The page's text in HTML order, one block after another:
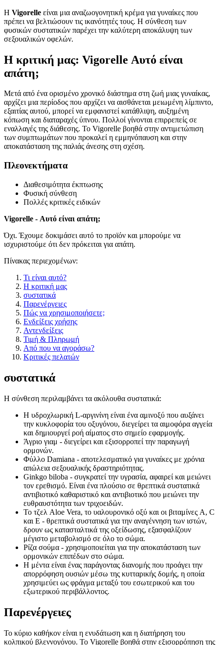
Η Vigorelle είναι μια αναζωογονητική κρέμα για γυναίκες που
πρέπει να βελτιώσουν τις ικανότητές τους. Η σύνθεση των
φυσικών συστατικών παρέχει την καλύτερη αποκάλυψη των
σεξουαλικών οφελών.
Η κριτική μας: Vigorelle Αυτό είναι
απάτη;
Μετά από ένα ορισμένο χρονικό διάστημα στη ζωή μιας γυναίκας,
αρχίζει μια περίοδος που αρχίζει να αισθάνεται μειωμένη λίμπιντο,
εξαιτίας αυτού, μπορεί να εμφανιστεί κατάθλιψη, αυξημένη
κόπωση και διαταραχές ύπνου. Πολλοί γίνονται επιρρεπείς σε
εναλλαγές της διάθεσης. Το Vigorelle βοηθά στην αντιμετώπιση
των συμπτωμάτων που προκαλεί η εμμηνόπαυση και στην
αποκατάσταση της παλιάς άνεσης στη σχέση.
Πλεονεκτήματα
Διαθεσιμότητα έκπτωσης
Φυσική σύνθεση
Πολλές κριτικές ειδικών
Vigorelle - Αυτό είναι απάτη;
Όχι. Έχουμε δοκιμάσει αυτό το προϊόν και μπορούμε να
ισχυριστούμε ότι δεν πρόκειται για απάτη.
Πίνακας περιεχομένων:
Τι είναι αυτό?
Η κριτική μας
συστατικά
Παρενέργειες
Πώς να χρησιμοποιήσετε;
Ενδείξεις χρήσης
Αντενδείξεις
Τιμή & Πληρωμή
Από που να αγοράσω?
Κριτικές πελατών
συστατικά
Η σύνθεση περιλαμβάνει τα ακόλουθα συστατικά:
Η υδροχλωρική L-αργινίνη είναι ένα αμινοξύ που αυξάνει
την κυκλοφορία του οξυγόνου, διεγείρει τα αιμοφόρα αγγεία
και δημιουργεί ροή αίματος στο σημείο εφαρμογής.
Άγριο γιαμ - διεγείρει και εξισορροπεί την παραγωγή
ορμονών.
Φύλλο Damiana - αποτελεσματικό για γυναίκες με χρόνια
απώλεια σεξουαλικής δραστηριότητας.
Ginkgo biloba - συγκρατεί την υγρασία, αφαιρεί και μειώνει
τον ερεθισμό. Είναι ένα πλούσιο σε θρεπτικά συστατικά
αντιβιοτικό καθαριστικό και αντιβιοτικό που μειώνει την
ευθραυστότητα των τριχοειδών.
Το τζελ Aloe Vera, το υαλουρονικό οξύ και οι βιταμίνες A, C
και E - θρεπτικά συστατικά για την αναγέννηση των ιστών,
δρουν ως κατασταλτικά της οξείδωσης, εξασφαλίζουν
μέγιστο μεταβολισμό σε όλο το σώμα.
Ρίζα σούμα - χρησιμοποιείται για την αποκατάσταση των
ορμονικών επιπέδων στο σώμα.
Η μέντα είναι ένας παράγοντας διανομής που προάγει την
απορρόφηση ουσιών μέσω της κυτταρικής δομής, η οποία
χρησιμεύει ως φράγμα μεταξύ του εσωτερικού και του
εξωτερικού περιβάλλοντος.
Παρενέργειες
Το κύριο καθήκον είναι η ενυδάτωση και η διατήρηση του
κολπικού βλεννογόνου. Το Vigorelle βοηθά στην εξισορρόπηση της